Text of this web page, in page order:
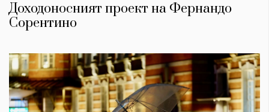
Доходоносният проект на Фернандо
Сорентино